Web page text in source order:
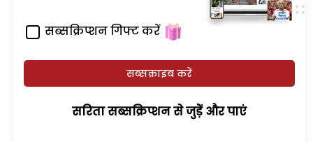
सब्सक्रिप्शन गिफ्ट करें
सब्सक्राइब करें
सरिता सब्सक्रिप्शन से जुड़ेें और पाएं